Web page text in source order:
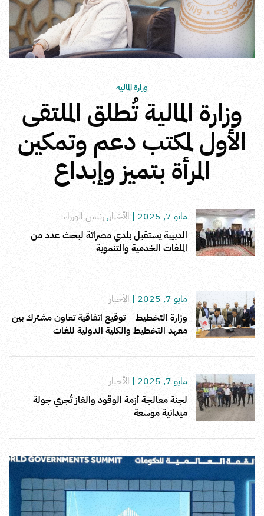
وزارة المالية
وزارة المالية تُطلق الملتقى
الأول لمكتب دعم وتمكين
المرأة بتميز وإبداع
مايو 7, 2025 | الأخبار, رئيس الوزراء
الدبيبة يستقبل بلدي مصراتة لبحث عدد من
الملفات الخدمية والتنموية
مايو 7, 2025 | الأخبار
وزارة التخطيط – توقيع اتفاقية تعاون مشترك بين
معهد التخطيط والكلية الدولية للغات
مايو 7, 2025 | الأخبار
لجنة معالجة أزمة الوقود والغاز تُجري جولة
ميدانية موسعة